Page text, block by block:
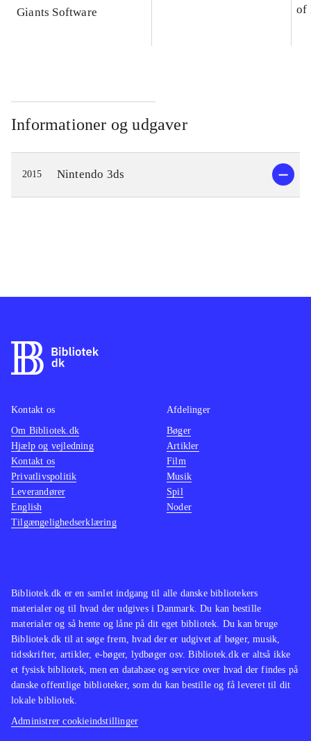
Giants Software
of
Informationer og udgaver
2015 Nintendo 3ds
Bibliotek.dk er en samlet indgang til alle danske bibliotekers
materialer og til hvad der udgives i Danmark. Du kan bestille
materialer og så hente og låne på dit eget bibliotek. Du kan bruge
Bibliotek.dk til at søge frem, hvad der er udgivet af bøger, musik,
tidsskrifter, artikler, e-bøger, lydbøger osv. Bibliotek.dk er altså ikke
et fysisk bibliotek, men en database og service over hvad der findes på
danske offentlige biblioteker, som du kan bestille og få leveret til dit
lokale bibliotek.
Administrer cookieindstillinger
Kontakt os
Om Bibliotek.dk
Hjælp og vejledning
Kontakt os
Privatlivspolitik
Leverandører
English
Tilgængelighedserklæring
Afdelinger
Bøger
Artikler
Film
Musik
Spil
Noder